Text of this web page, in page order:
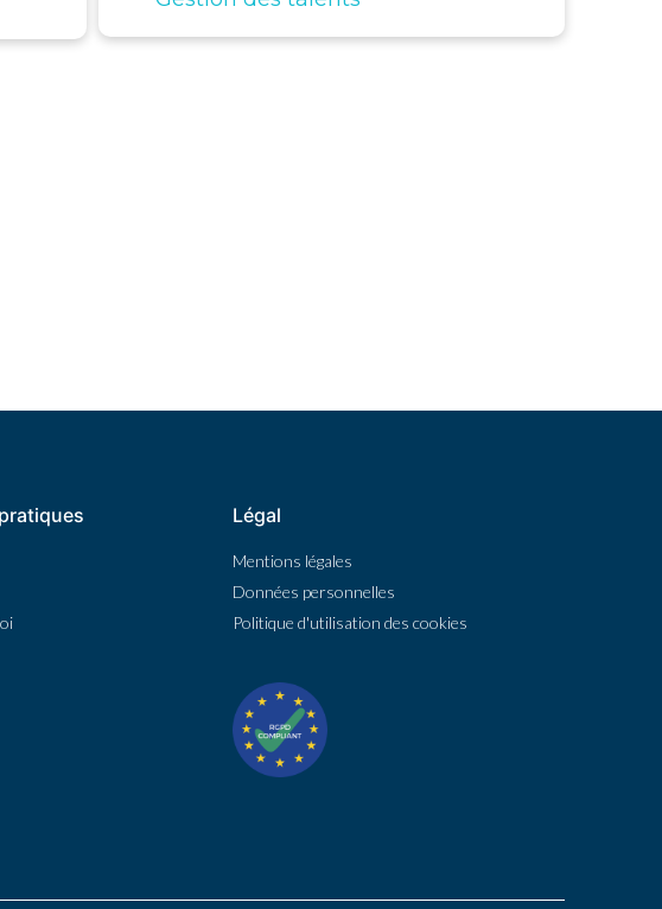
Légal
Mentions légales
Données personnelles
Politique d'utilisation des cookies